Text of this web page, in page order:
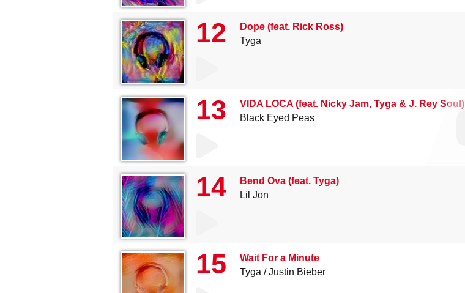
12
Dope (feat. Rick Ross)
Tyga
13
VIDA LOCA (feat. Nicky Jam, Tyga & J. Rey Soul)
Black Eyed Peas
14
Bend Ova (feat. Tyga)
Lil Jon
15
Wait For a Minute
Tyga
Justin Bieber